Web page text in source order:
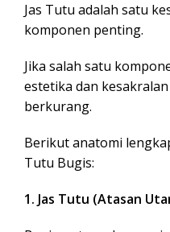
Jas Tutu adalah satu
komponen penting.
Jika salah satu
estetika dan
berkurang.
Berikut anatomi
Tutu Bugis:
1. Jas Tutu (Atasan